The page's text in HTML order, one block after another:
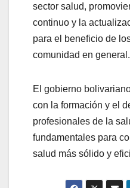
sector salud,
continuo y la
para el beneficio de
comunidad en general.
El gobierno
con la formación y el
profesionales de la
fundamentales para
salud más sólido y